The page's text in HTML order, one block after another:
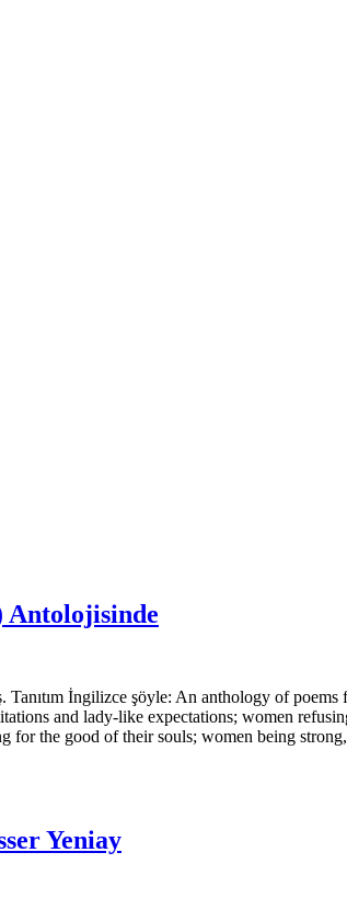
Antolojisinde
Tanıtım İngilizce şöyle: An anthology of
and lady-like expectations; women
the good of their souls; women being
Yeniay